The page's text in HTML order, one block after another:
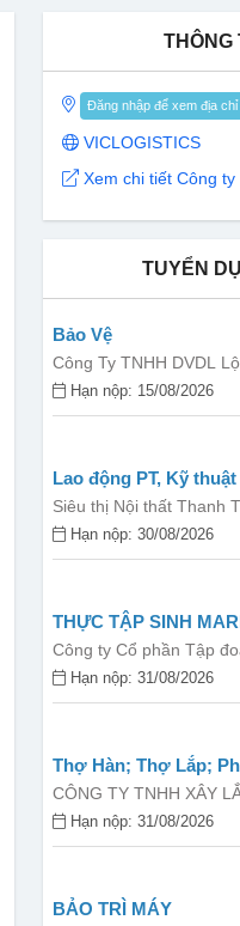
THÔNG
Đăng nhập để xem địa chỉ
VICLOGISTICS
Xem chi tiết Công ty
TUYỂN
Bảo Vệ
Công Ty TNHH DVDL
Hạn nộp: 15/08/2026
Lao động PT, Kỹ
Bán hàng...
Siêu thị Nội thất Thanh
Hạn nộp: 30/08/2026
THỰC TẬP SINH
Công ty Cổ phần Tập
Hạn nộp: 31/08/2026
Thợ Hàn; Thợ Lắp;
CÔNG TY TNHH XÂY
NAMHạn nộp: 31/08/2026
BẢO TRÌ MÁY